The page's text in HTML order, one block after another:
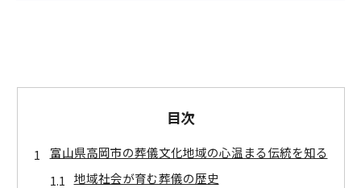
目次
富山県高岡市の葬儀文化地域の心温まる伝統を知る
地域社会が育む葬儀の歴史